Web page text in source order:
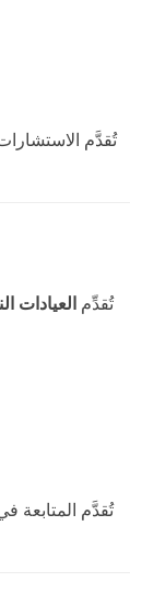
تُقدَّم
تُقدِّم العيادات
تُقدَّم المتابعة